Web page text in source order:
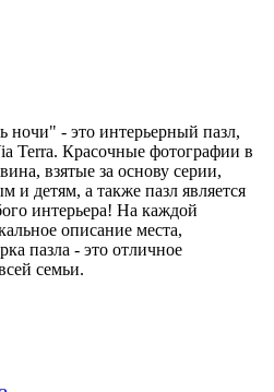
ночи" - это интерьерный пазл,
Terra. Красочные фотографии в
взятые за основу серии,
и детям, а также пазл является
интерьера! На каждой
описание места,
пазла - это отличное
семьи.